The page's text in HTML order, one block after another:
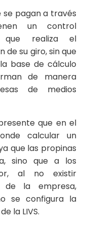
se pagan a través
un control
realiza el
su giro, sin que
base de cálculo
de manera
de medios
que en el
calcular un
que las propinas
sino que a los
al no existir
de la empresa,
se configura la
la LIVS.